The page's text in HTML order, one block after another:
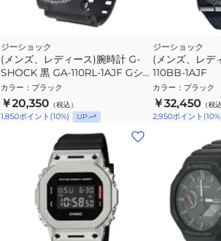
ジーショック
(メンズ、レディース)腕時計 G-
SHOCK 黒 GA-110RL-1AJF Gショ
ック アナログ腕時計 アナログ 定
番 タフネス プレゼント ギフト
カラー ： ブラック
￥20,350 （税込）
1,850ポイント (10%) UP
ジーショック
(メンズ、レデ
110BB-1AJF
カラー ： ブラック
￥32,450 （税
2,950ポイント (10